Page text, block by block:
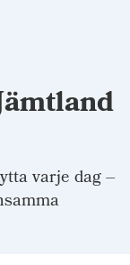
varje dag –